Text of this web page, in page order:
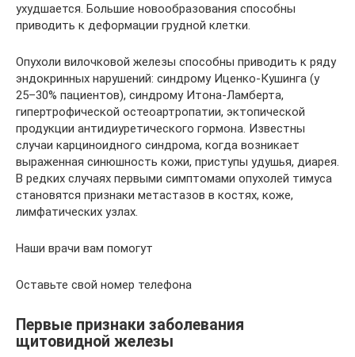
ухудшается. Большие новообразования способны
приводить к деформации грудной клетки.
Опухоли вилочковой железы способны приводить к ряду
эндокринных нарушений: синдрому Иценко-Кушинга (у
25–30% пациентов), синдрому Итона-Ламберта,
гипертрофической остеоартропатии, эктопической
продукции антидиуретического гормона. Известны
случаи карциноидного синдрома, когда возникает
выраженная синюшность кожи, приступы удушья, диарея.
В редких случаях первыми симптомами опухолей тимуса
становятся признаки метастазов в костях, коже,
лимфатических узлах.
Наши врачи вам помогут
Оставьте свой номер телефона
Первые признаки заболевания
щитовидной железы